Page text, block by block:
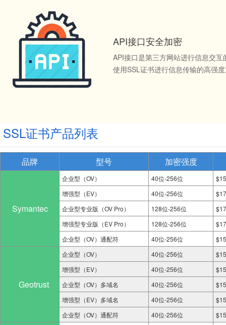
API接口安全加密
API接口是第三方网站进行信息交
使用SSL证书进行信息传输的高强
SSL证书产品列表
品牌 型号 加密强度
Symantec
企业型（OV） 40位-256位
增强型（EV）
40位-256位
企业型专业版（OV Pro）
128位-256位
增强型专业版（EV Pro）
128位-256位
企业型（OV）通配符
40位-256位
Geotrust
企业型（OV） 40位-256位
增强型（EV）
40位-256位
企业型（OV）多域名
40位-256位
增强型（EV）多域名
40位-256位
企业型（OV）通配符
40位-256位